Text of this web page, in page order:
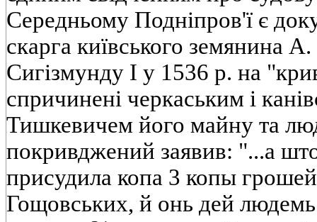
Середньому Подніпров'ї є
скарга київського земянина
Сигізмунду І у 1536 р. на
спричинені черкаським і
Тишкевичем його майну та
покривджений заявив: "...а
присудила копа 3 копы
Гощовських, й онь дей